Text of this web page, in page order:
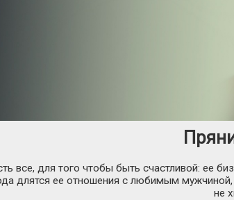
все, для того чтобы быть счастливой: ее
длятся ее отношения с любимым мужчиной,
не